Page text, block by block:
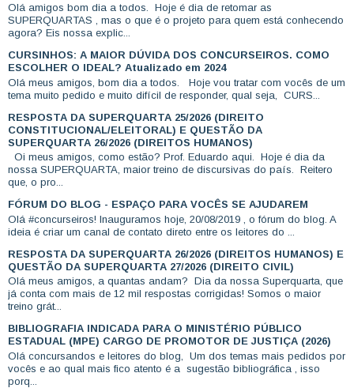
Olá amigos bom dia a todos. Hoje é dia de retomar as
SUPERQUARTAS , mas o que é o projeto para quem está conhecendo
agora? Eis nossa explic...
CURSINHOS: A MAIOR DÚVIDA DOS CONCURSEIROS. COMO
ESCOLHER O IDEAL? Atualizado em 2024
Olá meus amigos, bom dia a todos. Hoje vou tratar com vocês de um
tema muito pedido e muito difícil de responder, qual seja, CURS...
RESPOSTA DA SUPERQUARTA 25/2026 (DIREITO
CONSTITUCIONAL/ELEITORAL) E QUESTÃO DA
SUPERQUARTA 26/2026 (DIREITOS HUMANOS)
Oi meus amigos, como estão? Prof. Eduardo aqui. Hoje é dia da
nossa SUPERQUARTA, maior treino de discursivas do país. Reitero
que, o pro...
FÓRUM DO BLOG - ESPAÇO PARA VOCÊS SE AJUDAREM
Olá #concurseiros! Inauguramos hoje, 20/08/2019 , o fórum do blog. A
ideia é criar um canal de contato direto entre os leitores do ...
RESPOSTA DA SUPERQUARTA 26/2026 (DIREITOS HUMANOS) E
QUESTÃO DA SUPERQUARTA 27/2026 (DIREITO CIVIL)
Olá meus amigos, a quantas andam? Dia da nossa Superquarta, que
já conta com mais de 12 mil respostas corrigidas! Somos o maior
treino grát...
BIBLIOGRAFIA INDICADA PARA O MINISTÉRIO PÚBLICO
ESTADUAL (MPE) CARGO DE PROMOTOR DE JUSTIÇA (2026)
Olá concursandos e leitores do blog, Um dos temas mais pedidos por
vocês e ao qual mais fico atento é a sugestão bibliográfica , isso
porq...